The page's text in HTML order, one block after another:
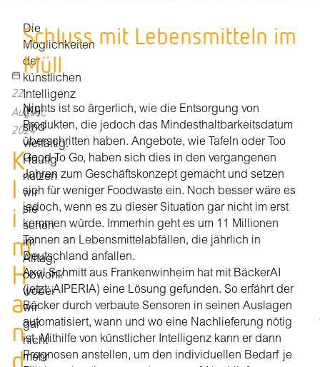
22
August,
2024
K
I
i
m
H
a
n
d
Die
Möglichkeiten
der
künstlichen
Intelligenz
(KI)
sind
vielfältig.
Häufig
nutzen
wir
sie
schon
im
Alltag,
obwohl/
wobei
wir
gar
nicht
mehr
Schluss mit Lebensmitteln im
Müll
Nichts ist so ärgerlich, wie die Entsorgung von
Produkten, die jedoch das Mindesthaltbarkeitsdatum
überschritten haben. Angebote, wie Tafeln oder Too
Good To Go, haben sich dies in den vergangenen
Jahren zum Geschäftskonzept gemacht und setzen
sich für weniger Foodwaste ein. Noch besser wäre es
jedoch, wenn es zu dieser Situation gar nicht im erst
kommen würde. Immerhin geht es um 11 Millionen
Tonnen an Lebensmittelabfällen, die jährlich in
Deutschland anfallen.
Axel Schmitt aus Frankenwinheim hat mit BäckerAI
(jetzt: AIPERIA) eine Lösung gefunden. So erfährt der
Bäcker durch verbaute Sensoren in seinen Auslagen
automatisiert, wann und wo eine Nachlieferung nötig
ist. Mithilfe von künstlicher Intelligenz kann er dann
Prognosen anstellen, um den individuellen Bedarf je